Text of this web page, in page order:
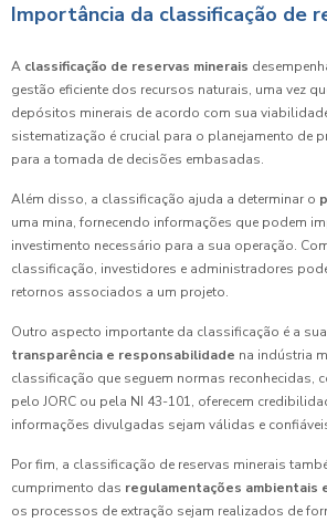
Importância da classificação de
A classificação de reservas minerais
gestão eficiente dos recursos naturais, uma vez
depósitos minerais de acordo com sua
sistematização é crucial para o planejamento de
para a tomada de decisões embasadas.
Além disso, a classificação ajuda a determinar o
uma mina, fornecendo informações que podem
investimento necessário para a sua operação.
classificação, investidores e administradores
retornos associados a um projeto.
Outro aspecto importante da classificação é a
transparência e responsabilidade na indústria
classificação que seguem normas reconhecidas,
pelo JORC ou pela NI 43-101, oferecem
informações divulgadas sejam válidas e
Por fim, a classificação de reservas minerais
cumprimento das regulamentações ambientais
os processos de extração sejam realizados de